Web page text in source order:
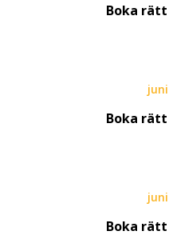
Boka
Boka
Boka